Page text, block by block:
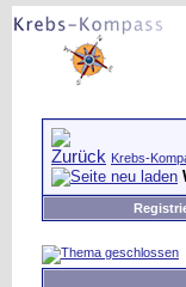
Krebs-